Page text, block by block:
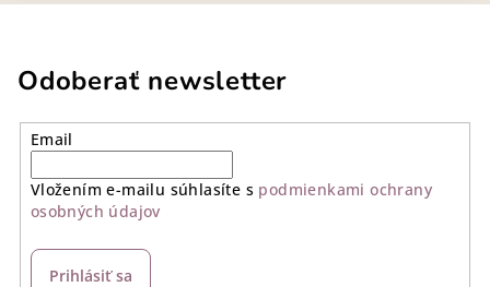
Odoberať newsletter
Email
Vložením e-mailu súhlasíte s podmienkami ochrany
osobných údajov
Prihlásiť sa